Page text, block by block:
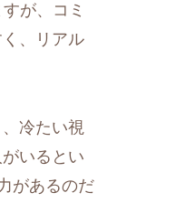
が、コミ
、リアル
冷たい視
いるとい
があるのだ